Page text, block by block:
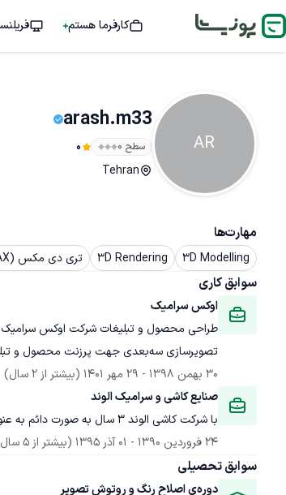
کارفرما هستم
AR
arash.m33
سطح ۰ 0
Tehran
مهارت‌ها
3D Modelling
3D Rendering تری دی مکس (3DS MAX)
سوابق کاری
اوکس سرامیک
تصویرسازی سه‌بعدی جهت پرزنت محصول و تبلیغات در مدیوم چاپ و مدیوم اینترنت را به عهده داشته‌ام.
30 بهمن 1398
- 29 مهر 1401
(بیشتر از 2 سال)
صنایع کاشی و سرامیک الوند
با شرکت کاشی الوند 3 سال به صورت دائم به عنوان پرسونل شرکت همکاری کرده‌ام و 2 سال به صورت قرار داد اوت‌سورس.
24 فروردین 1390
- 01 آذر 1395 (بیشتر از 5 سال)
سوابق تحصیلی
دوره‌ی اصلاح رنگ و روتوش تصویر